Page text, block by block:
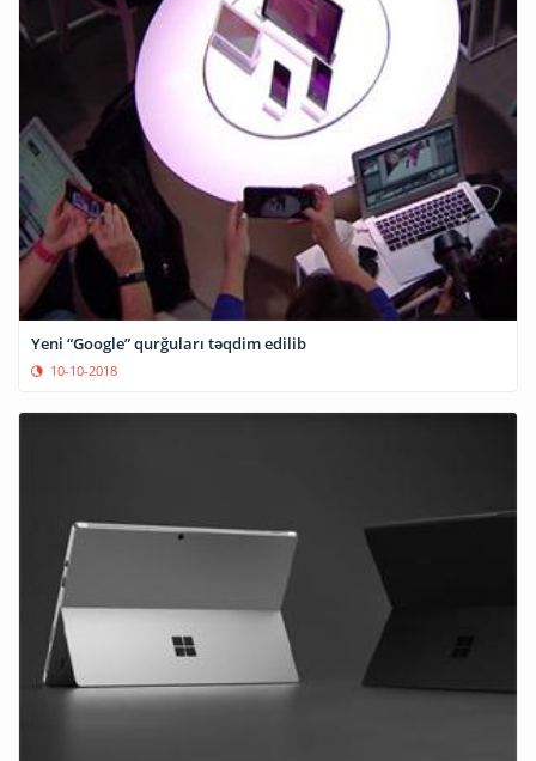
Yeni “Google” qurğuları təqdim edilib
10-10-2018